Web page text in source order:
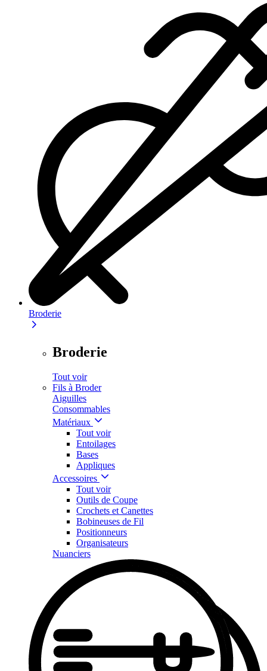
Broderie
Broderie
Tout voir
Fils à Broder
Aiguilles
Consommables
Matériaux
Tout voir
Entoilages
Bases
Appliques
Accessoires
Tout voir
Outils de Coupe
Crochets et Canettes
Bobineuses de Fil
Positionneurs
Organisateurs
Nuanciers